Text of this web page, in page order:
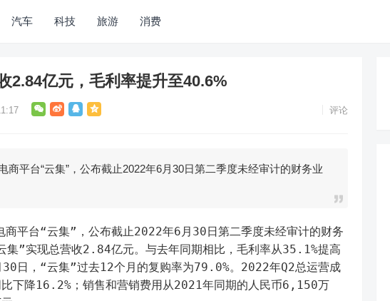
汽车 科技 旅游 消费
2.84亿元，毛利率提升至40.6%
评论
商平台“云集”，公布截止2022年6月30日第二季度未经审计的财务业
集”实现总营收2.84亿元。与去年同期相比，毛利率从35.1%提高
日，“云集”过去12个月的复购率为79.0%。2022年Q2总运营成
下降16.2%；销售和营销费用从2021年同期的人民币6,150万